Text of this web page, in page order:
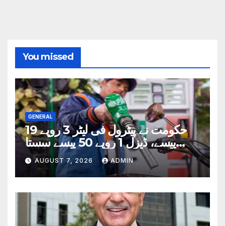
You missed
GENERAL
حکومت نے پیٹرول فی لیٹر 3 روپے 19
پیسے، ڈیزل 1 روپے 50 پیسے سستا
کردیا
AUGUST 7, 2026 ADMIN